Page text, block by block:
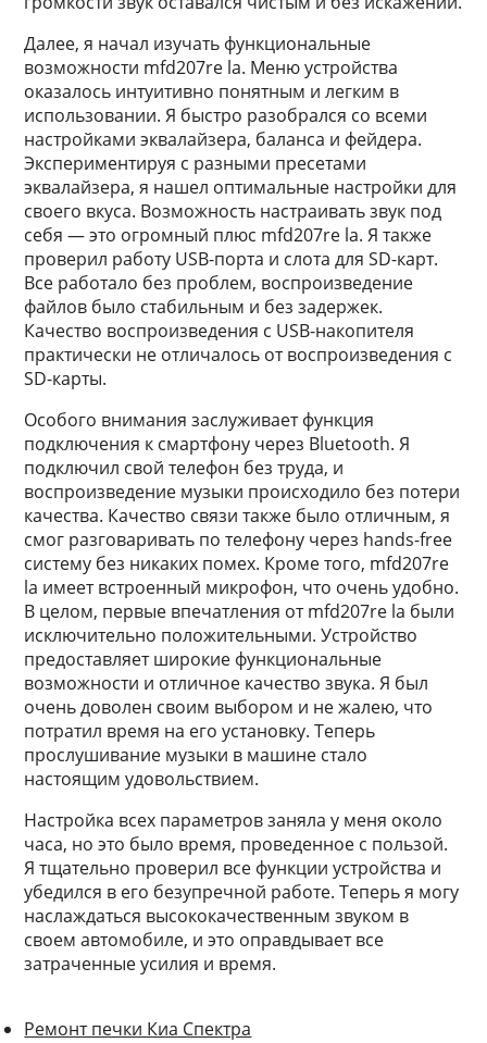
Далее, я начал изучать функциональные
возможности mfd207re la. Меню устройства
оказалось интуитивно понятным и легким в
использовании. Я быстро разобрался со всеми
настройками эквалайзера, баланса и фейдера.
Экспериментируя с разными пресетами
эквалайзера, я нашел оптимальные настройки для
своего вкуса. Возможность настраивать звук под
себя — это огромный плюс mfd207re la. Я также
проверил работу USB-порта и слота для SD-карт.
Все работало без проблем, воспроизведение
файлов было стабильным и без задержек.
Качество воспроизведения с USB-накопителя
практически не отличалось от воспроизведения с
SD-карты.
Особого внимания заслуживает функция
подключения к смартфону через Bluetooth. Я
подключил свой телефон без труда, и
воспроизведение музыки происходило без потери
качества. Качество связи также было отличным, я
смог разговаривать по телефону через hands-free
систему без никаких помех. Кроме того, mfd207re
la имеет встроенный микрофон, что очень удобно.
В целом, первые впечатления от mfd207re la были
исключительно положительными. Устройство
предоставляет широкие функциональные
возможности и отличное качество звука. Я был
очень доволен своим выбором и не жалею, что
потратил время на его установку. Теперь
прослушивание музыки в машине стало
настоящим удовольствием.
Настройка всех параметров заняла у меня около
часа, но это было время, проведенное с пользой.
Я тщательно проверил все функции устройства и
убедился в его безупречной работе. Теперь я могу
наслаждаться высококачественным звуком в
своем автомобиле, и это оправдывает все
затраченные усилия и время.
Ремонт печки Киа Спектра